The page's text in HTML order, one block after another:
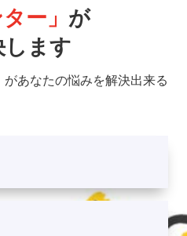
ー」 が
します
あなたの悩みを解決出来る